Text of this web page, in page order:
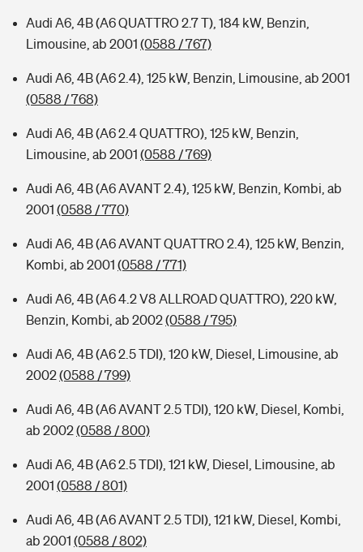
Audi A6, 4B (A6 QUATTRO 2.7 T), 184 kW, Benzin,
Limousine, ab 2001 (0588 / 767)
Audi A6, 4B (A6 2.4), 125 kW, Benzin, Limousine, ab 2001
(0588 / 768)
Audi A6, 4B (A6 2.4 QUATTRO), 125 kW, Benzin,
Limousine, ab 2001 (0588 / 769)
Audi A6, 4B (A6 AVANT 2.4), 125 kW, Benzin, Kombi, ab
2001 (0588 / 770)
Audi A6, 4B (A6 AVANT QUATTRO 2.4), 125 kW, Benzin,
Kombi, ab 2001 (0588 / 771)
Audi A6, 4B (A6 4.2 V8 ALLROAD QUATTRO), 220 kW,
Benzin, Kombi, ab 2002(0588 / 795)
Audi A6, 4B (A6 2.5 TDI), 120 kW, Diesel, Limousine, ab
2002(0588 / 799)
Audi A6, 4B (A6 AVANT 2.5 TDI), 120 kW, Diesel, Kombi,
ab 2002(0588 / 800)
Audi A6, 4B (A6 2.5 TDI), 121 kW, Diesel, Limousine, ab
2001 (0588 / 801)
Audi A6, 4B (A6 AVANT 2.5 TDI), 121 kW, Diesel, Kombi,
ab 2001 (0588 / 802)